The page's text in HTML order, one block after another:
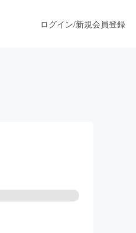
ログイン/新規会員登録